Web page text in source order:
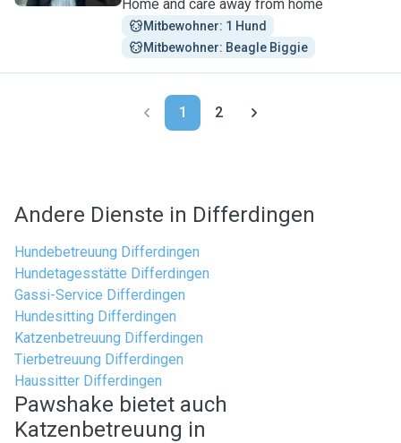
Home and care away from home
Mitbewohner: 1 Hund
Mitbewohner: Beagle Biggie
1 2
Andere Dienste in Differdingen
Hundebetreuung Differdingen
Hundetagesstätte Differdingen
Gassi-Service Differdingen
Hundesitting Differdingen
Katzenbetreuung Differdingen
Tierbetreuung Differdingen
Haussitter Differdingen
Pawshake bietet auch
Katzenbetreuung in